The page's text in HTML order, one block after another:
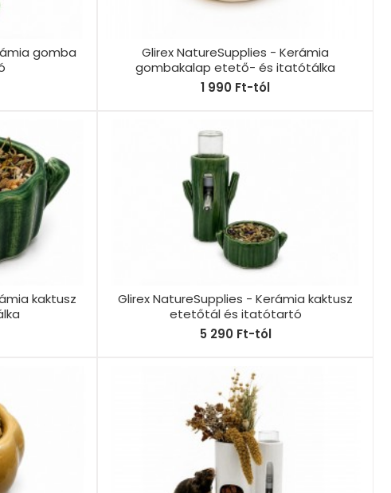
gomba
Glirex NatureSupplies - Kerámia
gombakalap etető- és itatótálka
1 990 Ft-tól
kaktusz
Glirex NatureSupplies - Kerámia kaktusz
etetőtál és itatótartó
5 290 Ft-tól